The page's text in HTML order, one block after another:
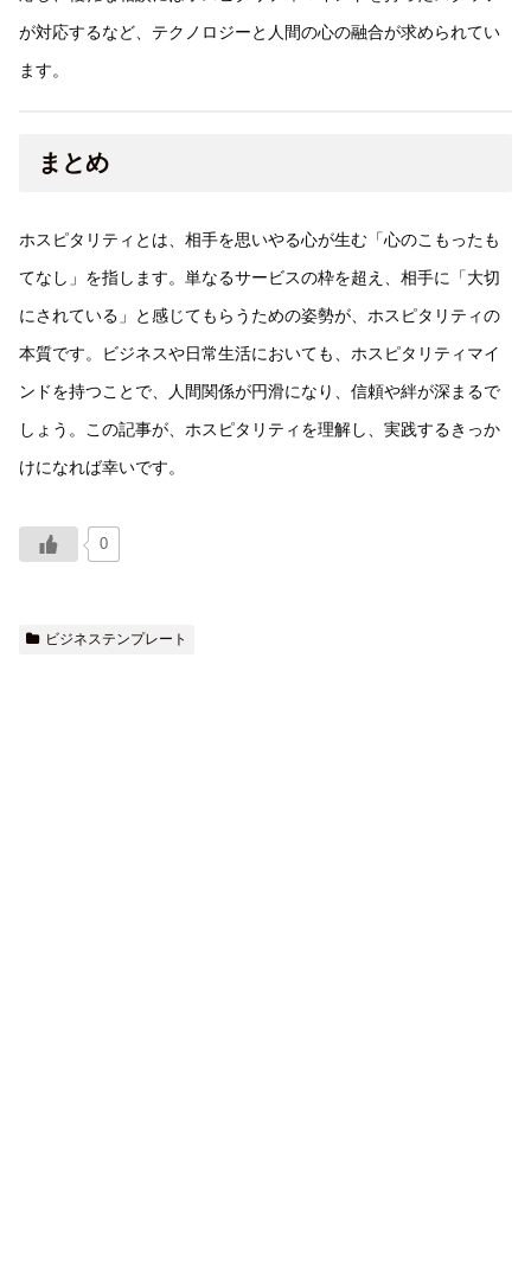
が対応するなど、テクノロジーと人間の心の融合が求められてい
ます。
まとめ
ホスピタリティとは、相手を思いやる心が生む「心のこもったも
てなし」を指します。単なるサービスの枠を超え、相手に「大切
にされている」と感じてもらうための姿勢が、ホスピタリティの
本質です。ビジネスや日常生活においても、ホスピタリティマイ
ンドを持つことで、人間関係が円滑になり、信頼や絆が深まるで
しょう。この記事が、ホスピタリティを理解し、実践するきっか
けになれば幸いです。
0
ビジネステンプレート